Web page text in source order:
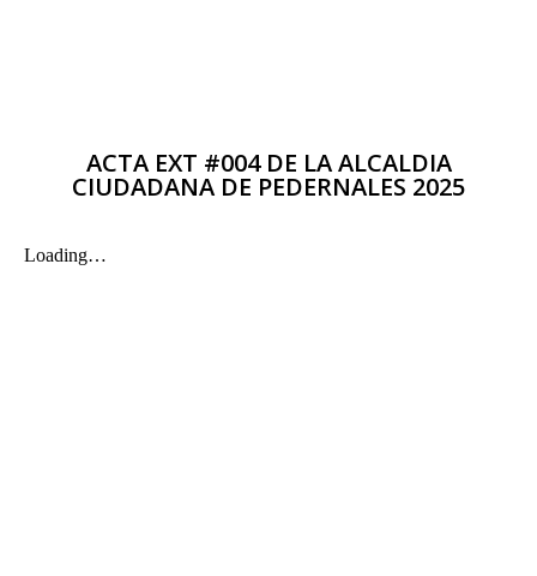
ACTA EXT #004 DE LA ALCALDIA
CIUDADANA DE PEDERNALES 2025